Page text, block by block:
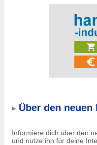
Über den neuen
Informiere dich über den
und nutze ihn für deine